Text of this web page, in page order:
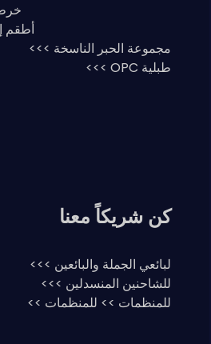
أطقم
مجموعة الحبر الناسخة >>>
طبلية OPC >>>
كن شريكاً معنا
لبائعي الجملة والبائعين >>>
للشاحنين المنسدلين >>>
للمنظمات >> للمنظمات >>